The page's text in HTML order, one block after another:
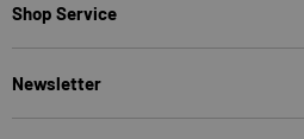
Shop Service
Newsletter